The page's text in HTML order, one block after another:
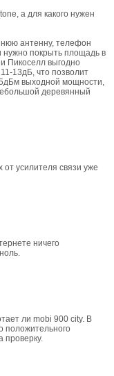
а для какого нужен
антенну, телефон
нужно покрыть площадь в
Пикоселл выгодно
13дБ, что позволит
выходной мощности,
деревянный
усилителя связи уже
ничего
ли mobi 900 city. В
положительного
проверку.